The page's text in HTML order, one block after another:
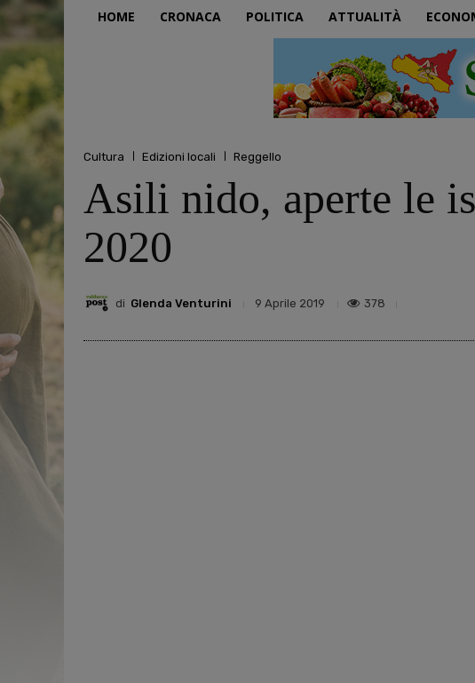
HOME CRONACA POLITICA ATTUALITÀ
Cultura Edizioni locali Reggello
Asili nido, aperte le
2020
di Glenda Venturini 9 Aprile 2019 378